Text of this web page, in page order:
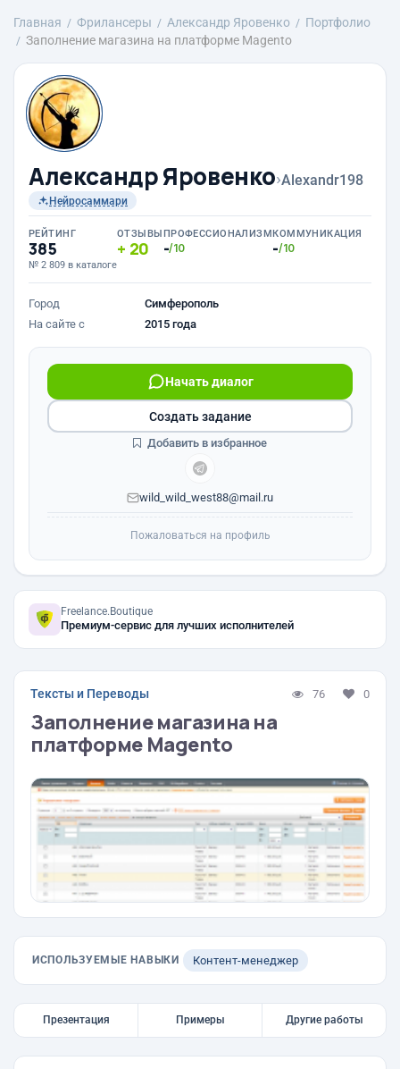
Главная Фрилансеры Александр Яровенко
Портфолио
Заполнение магазина на платформе Magento
Александр Яровенко›Alexandr198
Нейросаммари
РЕЙТИНГ
385
№ 2 809 в каталоге
ОТЗЫВЫ
20
ПРОФЕССИОНАЛИЗМ
-/10
КОММУНИКАЦИЯ
-/10
Город
Симферополь
На сайте с
2015 года
Начать диалог
wild_wild_west88@mail.ru
Создать задание
Добавить в избранное
Пожаловаться на профиль
Freelance.Boutique
Премиум-сервис для лучших исполнителей
Тексты и Переводы 76 0
Заполнение магазина на
платформе Magento
ИСПОЛЬЗУЕМЫЕ НАВЫКИ Контент-менеджер
Презентация Примеры Другие работы